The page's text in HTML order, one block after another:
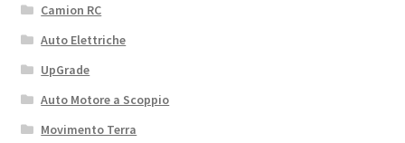
Camion RC
Auto Elettriche
UpGrade
Auto Motore a Scoppio
Movimento Terra